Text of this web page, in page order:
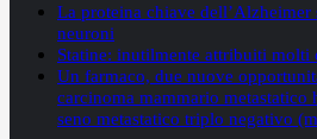
La proteina chiave
neuroni
Statine: inutilmente attribuiti molti
Un farmaco, due nuove
carcinoma mammario metastatico
seno metastatico triplo negativo